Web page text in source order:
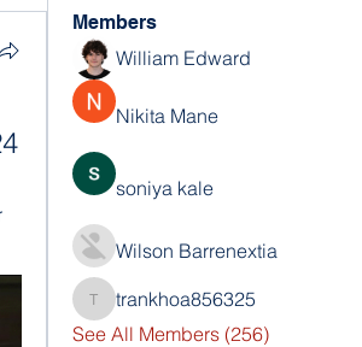
Members
William Edward
Nikita Mane
soniya kale
Wilson Barrenextia
trankhoa856325
trankhoa856325
See All Members (256)